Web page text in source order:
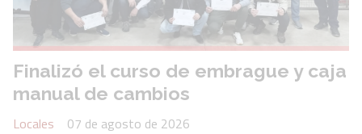
Finalizó el curso de embrague y caja
manual de cambios
Locales
07 de agosto de 2026